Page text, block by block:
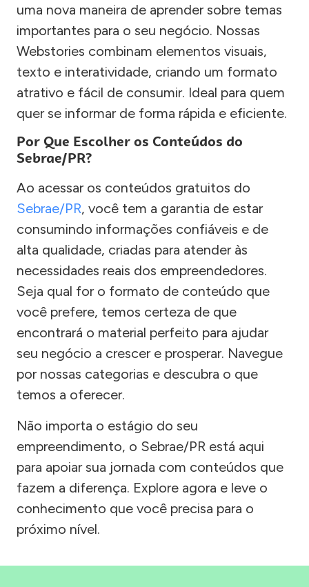
uma nova maneira de aprender sobre temas
importantes para o seu negócio. Nossas
Webstories combinam elementos visuais,
texto e interatividade, criando um formato
atrativo e fácil de consumir. Ideal para quem
quer se informar de forma rápida e eficiente.
Por Que Escolher os Conteúdos do
Sebrae/PR?
Ao acessar os conteúdos gratuitos do
Sebrae/PR, você tem a garantia de estar
consumindo informações confiáveis e de
alta qualidade, criadas para atender às
necessidades reais dos empreendedores.
Seja qual for o formato de conteúdo que
você prefere, temos certeza de que
encontrará o material perfeito para ajudar
seu negócio a crescer e prosperar. Navegue
por nossas categorias e descubra o que
temos a oferecer.
Não importa o estágio do seu
empreendimento, o Sebrae/PR está aqui
para apoiar sua jornada com conteúdos que
fazem a diferença. Explore agora e leve o
conhecimento que você precisa para o
próximo nível.